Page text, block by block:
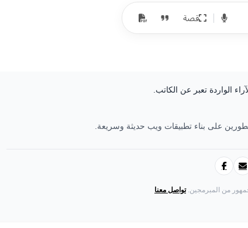
قصة
الواردة تعبر عن الكاتب.
على بناء تطبيقات ويب حديثة وسريعة.
من المبرمجين.تواصل معنا